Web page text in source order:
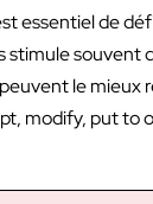
essentiel de
le
modify, put